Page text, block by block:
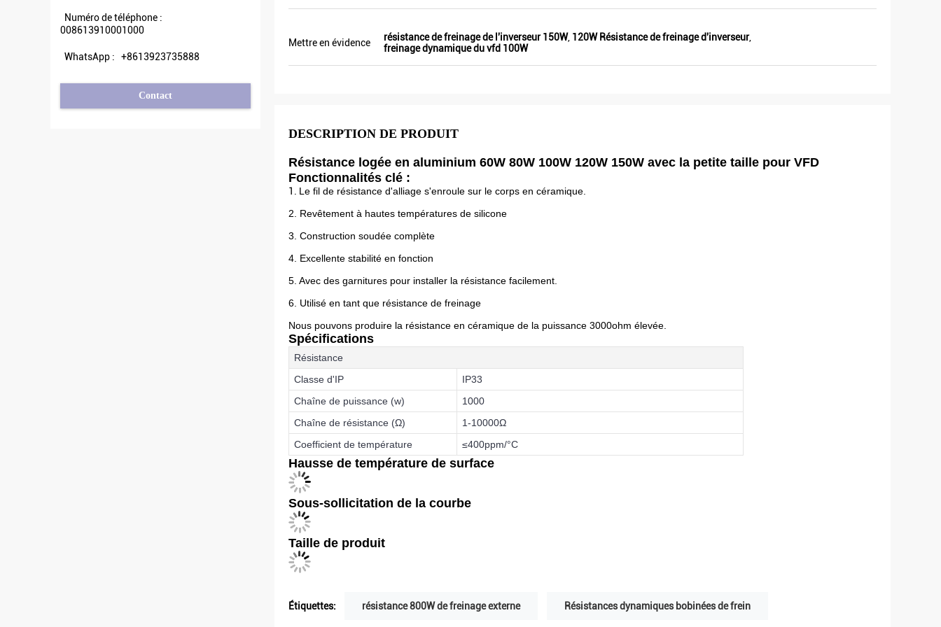
Veikong !
Numéro de téléphone :
008613910001000
WhatsApp : +8613923735888
Contact
Mettre en évidence résistance de freinage de l'inverseur 150W, 120W Résistance de freinage d'inverseur,
freinage dynamique du vfd 100W
DESCRIPTION DE PRODUIT
Résistance logée en aluminium 60W 80W 100W 120W 150W avec la petite taille pour VFD
Fonctionnalités clé :
1. Le fil de résistance d'alliage s'enroule sur le corps en céramique.
2. Revêtement à hautes températures de silicone
3. Construction soudée complète
4. Excellente stabilité en fonction
5. Avec des garnitures pour installer la résistance facilement.
6. Utilisé en tant que résistance de freinage
Nous pouvons produire la résistance en céramique de la puissance 3000ohm élevée.
Spécifications
Résistance
Classe d'IP
IP33
Chaîne de puissance (w)
1000
Chaîne de résistance (Ω)
1-10000Ω
Coefficient de température
≤400ppm/°C
Hausse de température de surface
Sous-sollicitation de la courbe
Taille de produit
Étiquettes: résistance 800W de freinage externe Résistances dynamiques bobinées de frein